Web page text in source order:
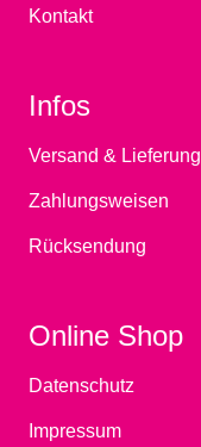
Kontakt
Infos
Versand & Lieferung
Zahlungsweisen
Rücksendung
Online Shop
Datenschutz
Impressum